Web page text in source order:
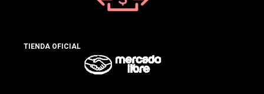
TIENDA OFICIAL